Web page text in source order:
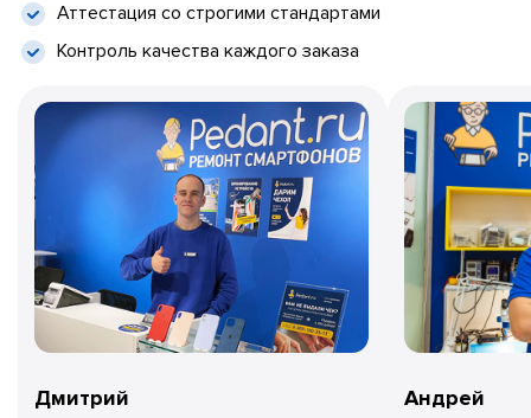
Аттестация со строгими стандартами
Контроль качества каждого заказа
Дмитрий Андрей